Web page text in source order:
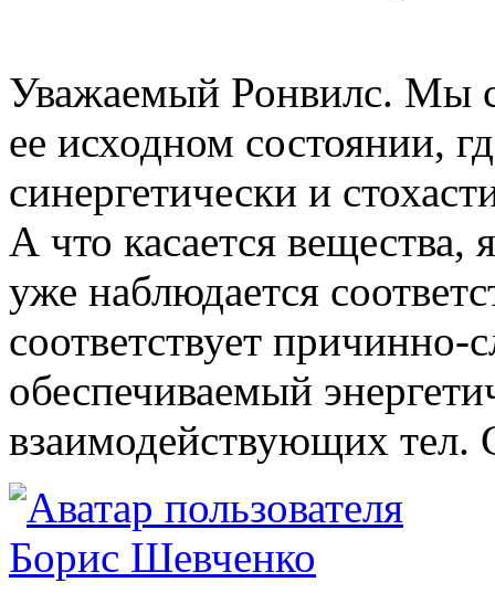
Уважаемый Ронвилс. Мы
ее исходном состоянии,
синергетически и
А что касается
уже наблюдается
соответствует причинно-
обеспечиваемый
взаимодействующих тел.
Борис Шевченко